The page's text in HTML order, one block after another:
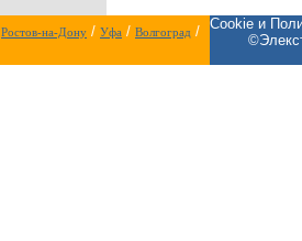
Ростов-на-Дону / Уфа / Волгоград / Cookie и